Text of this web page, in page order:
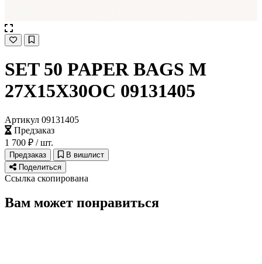
SET 50 PAPER BAGS M
27X15X30OC 09131405
Артикул 09131405
Предзаказ
1 700 ₽ / шт.
Предзаказ
В вишлист
Поделиться
Ссылка скопирована
Вам может понравиться